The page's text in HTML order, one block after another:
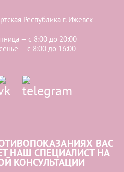
Республика г. Ижевск
— с 8:00 до 20:00
— с 8:00 до 16:00
ВАС
НАШ СПЕЦИАЛИСТ НА
КОНСУЛЬТАЦИИ